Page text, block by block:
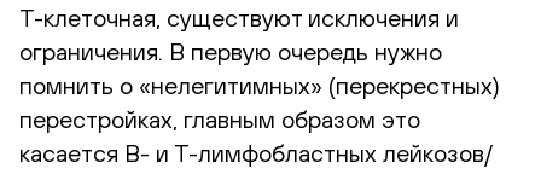
Т-клеточная, существуют исключения и
ограничения. В первую очередь нужно
помнить о «нелегитимных» (перекрестных)
перестройках, главным образом это
касается B- и Т-лимфобластных лейкозов/